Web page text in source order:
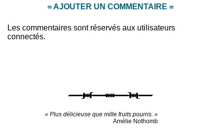
= AJOUTER UN COMMENTAIRE =
Les commentaires sont réservés aux utilisateurs
connectés.
« Plus délicieuse que mille fruits pourris. »
Amélie Nothomb